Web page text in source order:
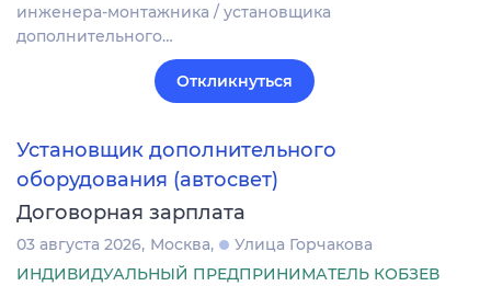
инженера-монтажника / установщика
дополнительного…
Откликнуться
Установщик дополнительного
оборудования (автосвет)
Договорная зарплата
03 августа 2026 Москва
Улица Горчакова
ИНДИВИДУАЛЬНЫЙ ПРЕДПРИНИМАТЕЛЬ КОБЗЕВ